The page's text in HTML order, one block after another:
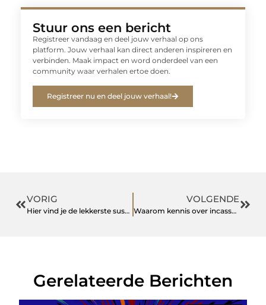
Stuur ons een bericht
Registreer vandaag en deel jouw verhaal op ons
platform. Jouw verhaal kan direct anderen inspireren en
verbinden. Maak impact en word onderdeel van een
community waar verhalen ertoe doen.
Registreer nu en deel jouw verhaal!
VORIG
Hier vind je de lekkerste sushi van Tilburg
VOLGENDE
Waarom kennis over incasso belangrijk is voor managers
Gerelateerde Berichten